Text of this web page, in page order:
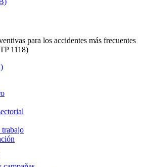
para los accidentes más frecuentes
1118)
trabajo